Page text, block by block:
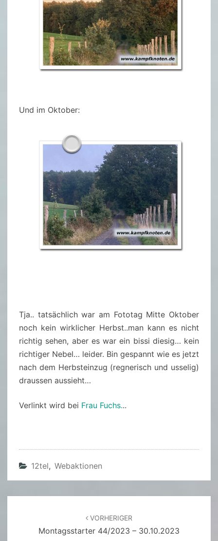
Und im Oktober:
Tja.. tatsächlich war am Fototag Mitte Oktober
noch kein wirklicher Herbst..man kann es nicht
richtig sehen, aber es war ein bissi diesig… kein
richtiger Nebel… leider. Bin gespannt wie es jetzt
nach dem Herbsteinzug (regnerisch und usselig)
draussen aussieht…
Verlinkt wird bei Frau Fuchs...
12tel, Webaktionen
VORHERIGER
Montagsstarter 44/2023 – 30.10.2023